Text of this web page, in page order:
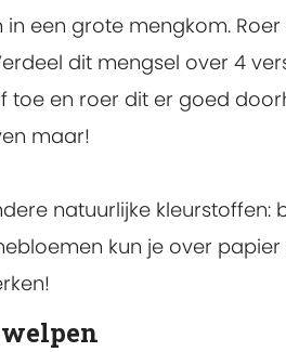
een grote mengkom.
dit mengsel over 4
toe en roer dit er goed
maar!
natuurlijke kleurstoffen:
kun je over